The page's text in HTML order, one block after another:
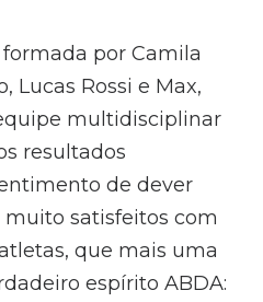
por Camila
Lucas Rossi e Max,
multidisciplinar
resultados
de dever
muito satisfeitos com
que mais uma
espírito ABDA: